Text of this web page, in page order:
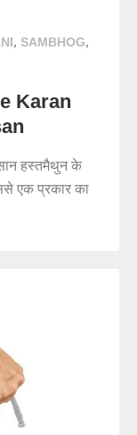
, SAMBHOG,
Karan
हस्तमैथुन के
एक प्रकार का